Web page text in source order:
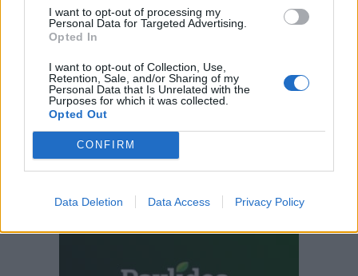
I want to opt-out of processing my
Personal Data for Targeted Advertising.
Opted In
I want to opt-out of Collection, Use,
Retention, Sale, and/or Sharing of my
Personal Data that Is Unrelated with the
Purposes for which it was collected.
Opted Out
CONFIRM
Data Deletion Data Access Privacy Policy